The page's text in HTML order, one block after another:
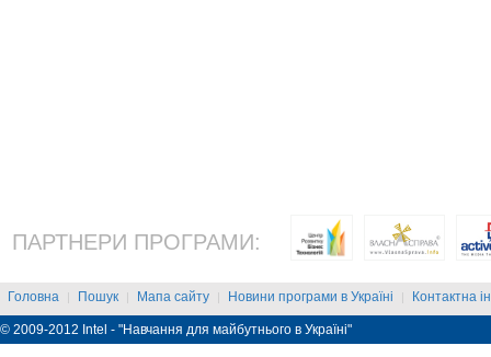
ПАРТНЕРИ ПРОГРАМИ:
Головна | Пошук | Мапа сайту | Новини програми в Україні | Контактна
© 2009-2012 Intel - "Навчання для майбутнього в Україні"